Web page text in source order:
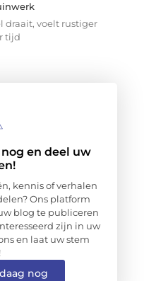
draait, voelt rustiger
tijd
en deel uw
kennis of verhalen
Ons platform
blog te publiceren
zijn in uw
en laat uw stem
nog